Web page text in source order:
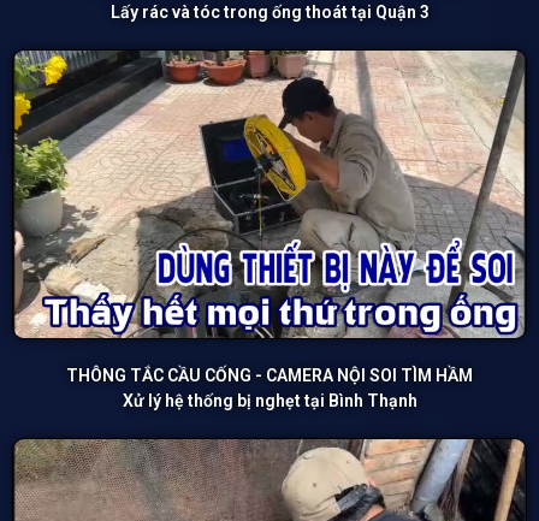
Lấy rác và tóc trong ống thoát tại Quận 3
THÔNG TẮC CẦU CỐNG - CAMERA NỘI SOI TÌM HẦM
Xử lý hệ thống bị nghẹt tại Bình Thạnh